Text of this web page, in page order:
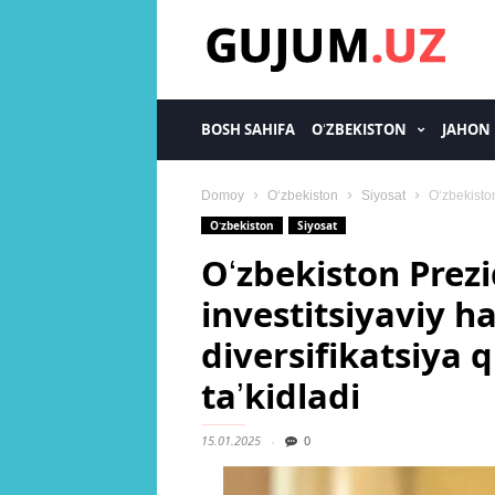
BOSH SAHIFA OʻZBEKISTON JAHON
Domoy Oʻzbekiston Siyosat
Oʻzbekiston
Siyosat
Oʻzbekiston
investitsiyaviy
diversifikatsiya
taʼkidladi
15.01.2025 0